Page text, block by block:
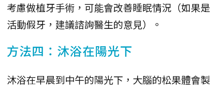
考慮做植牙手術，可能會改善睡眠情況（如果是
活動假牙，建議諮詢醫生的意見）。
方法四：沐浴在陽光下
沐浴在早晨到中午的陽光下，大腦的松果體會製